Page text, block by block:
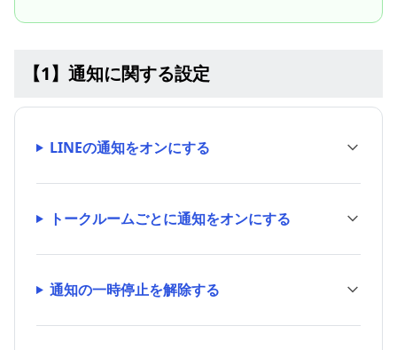
【1】通知に関する設定
LINEの通知をオンにする
トークルームごとに通知をオンにする
通知の一時停止を解除する